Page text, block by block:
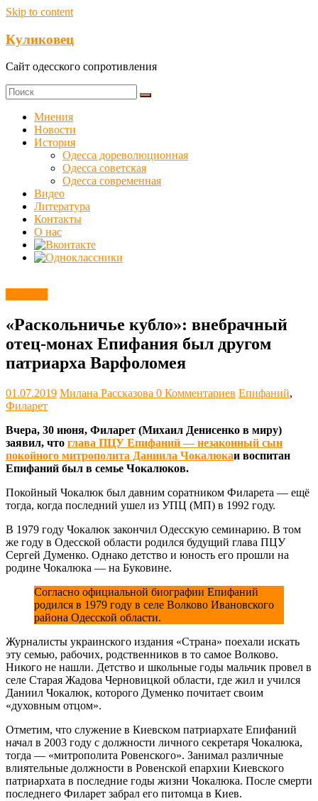
Skip to content
Куликовец
Сайт одесского сопротивления
Мнения
Новости
История
Одесса дореволюционная
Одесса советская
Одесса современная
Видео
Литература
Контакты
О нас
«Раскольничье кубло»: внебрачный
отец-монах Епифания был другом
патриарха Варфоломея
01.07.2019 Милана Рассказова 0 Комментариев Епифаний,
Филарет
Вчера, 30 июня, Филарет (Михаил Денисенко в миру)
заявил, что глава ПЦУ Епифаний — незаконный сын
покойного митрополита Даниила Чокалюкаи воспитан
Епифаний был в семье Чокалюков.
Покойный Чокалюк был давним соратником Филарета — ещё
тогда, когда последний ушел из УПЦ (МП) в 1992 году.
В 1979 году Чокалюк закончил Одесскую семинарию. В том
же году в Одесской области родился будущий глава ПЦУ
Сергей Думенко. Однако детство и юность его прошли на
родине Чокалюка — на Буковине.
Согласно официальной биографии Епифаний
родился в 1979 году в селе Волково Ивановского
района Одесской области.
Журналисты украинского издания «Страна» поехали искать
эту семью, рабочих, родственников в то самое Волково.
Никого не нашли. Детство и школьные годы мальчик провел в
селе Старая Жадова Черновицкой области, где жил и учился
Даниил Чокалюк, которого Думенко почитает своим
«духовным отцом».
Отметим, что служение в Киевском патриархате Епифаний
начал в 2003 году с должности личного секретаря Чокалюка,
тогда — «митрополита Ровенского». Занимал различные
влиятельные должности в Ровенской епархии Киевского
патриархата в последние годы жизни Чокалюка. После смерти
последнего Филарет забрал его питомца в Киев.